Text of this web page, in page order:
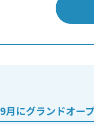
月にグランドオー